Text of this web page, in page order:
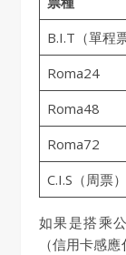
B.I.T（單程票
Roma24
Roma48
Roma72
C.I.S（周票）
如果是搭乘
（信用卡感